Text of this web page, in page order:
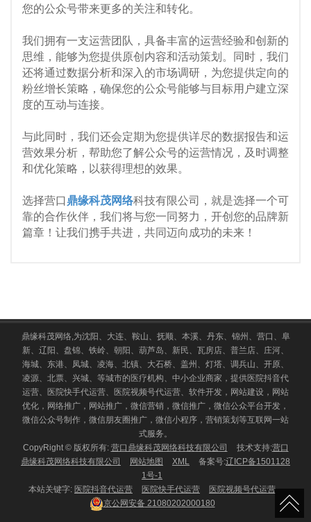
您的公众号带来更多的关注和转化。
我们拥有一支运营团队，具备丰富的运营经验和创新的
思维，能够为您提供原创内容和活动策划。同时，我们
还将通过数据分析和深入的市场调研，为您提供定向的
粉丝增长策略，确保您的公众号能够与目标用户建立深
度的互动与连接。
与此同时，我们还会定期为您提供详尽的数据报告和运
营效果分析，帮助您了解公众号的运营情况，及时调整
和优化策略，以获得理想的效果。
选择营口鼎缘科茂网络科技有限公司，就是选择一个可
靠的合作伙伴，我们将与您一同努力，开创您的品牌新
篇章！让我们携手共进，共同迈向成功的未来！
鼎缘科茂网络,为沈阳、大连、鞍山、抚顺、本溪、丹东、锦州、营口、阜
新、辽阳、盘锦、铁岭、朝阳、葫芦岛、新民、瓦房店、普兰店、庄河、
海城、东港、凤城、凌海、北镇、大石桥、盖州、灯塔、调兵山、开原、
凌源、北票、兴城、等城市的医疗机构、中小企业商家，提供医院抖音代
运营、医院快手代运营、医院视频号代运营、软件开发，网站建设，网站
优化，网络推广，网站推广，微信营销，微信推广，微信公众平台开发，
微信公众号制作，微信朋友圈推广，微信小程序，营销策划等互联网一站
式服务。
CopyRight © 版权所有: 营口鼎缘科茂网络科技有限公司 技术支持:营口
鼎缘科茂网络科技有限公司
网站地图 XML 备案号:辽ICP备1501128
1号-1
本站关键字: 医院抖音代运营 医院快手代运营
医院视频号代运营
京公网安备 21080202000180